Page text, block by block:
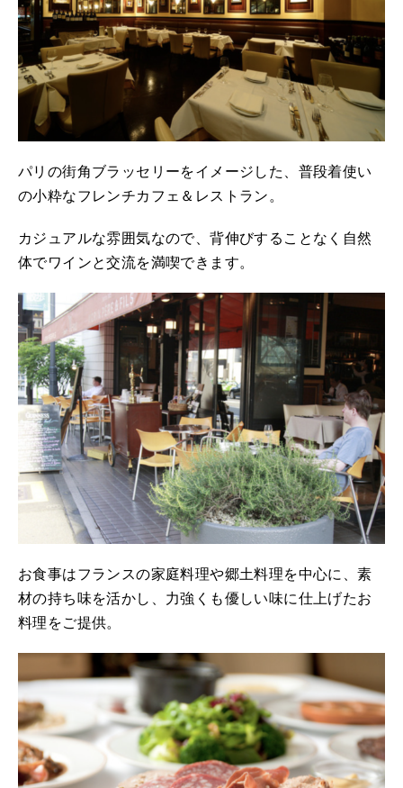
パリの街角ブラッセリーをイメージした、普段着使い
の小粋なフレンチカフェ＆レストラン。
カジュアルな雰囲気なので、背伸びすることなく自然
体でワインと交流を満喫できます。
お食事はフランスの家庭料理や郷土料理を中心に、素
材の持ち味を活かし、力強くも優しい味に仕上げたお
料理をご提供。